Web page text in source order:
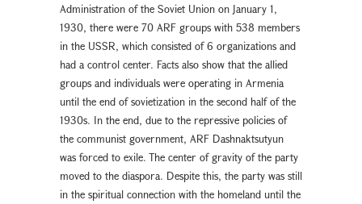
Administration of the Soviet Union on January 1,
1930, there were 70 ARF groups with 538 members
in the USSR, which consisted of 6 organizations and
had a control center. Facts also show that the allied
groups and individuals were operating in Armenia
until the end of sovietization in the second half of the
1930s. In the end, due to the repressive policies of
the communist government, ARF Dashnaktsutyun
was forced to exile. The center of gravity of the party
moved to the diaspora. Despite this, the party was still
in the spiritual connection with the homeland until the